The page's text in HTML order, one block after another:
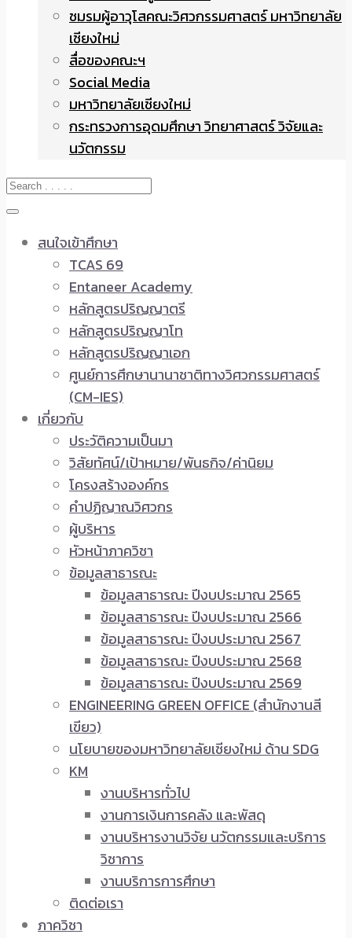
ชมรมผู้อาวุโสคณะวิศวกรรมศาสตร์ มหาวิทยาลัย
เชียงใหม่
สื่อของคณะฯ
Social Media
มหาวิทยาลัยเชียงใหม่
กระทรวงการอุดมศึกษา วิทยาศาสตร์ วิจัยและ
นวัตกรรม
สนใจเข้าศึกษา
TCAS 69
Entaneer Academy
หลักสูตรปริญญาตรี
หลักสูตรปริญญาโท
หลักสูตรปริญญาเอก
ศูนย์การศึกษานานาชาติทางวิศวกรรมศาสตร์
(CM-IES)
เกี่ยวกับ
ประวัติความเป็นมา
วิสัยทัศน์/เป้าหมาย/พันธกิจ/ค่านิยม
โครงสร้างองค์กร
คำปฏิญาณวิศวกร
ผู้บริหาร
หัวหน้าภาควิชา
ข้อมูลสาธารณะ
ข้อมูลสาธารณะ ปีงบประมาณ 2565
ข้อมูลสาธารณะ ปีงบประมาณ 2566
ข้อมูลสาธารณะ ปีงบประมาณ 2567
ข้อมูลสาธารณะ ปีงบประมาณ 2568
ข้อมูลสาธารณะ ปีงบประมาณ 2569
ENGINEERING GREEN OFFICE (สำนักงานสี
เขียว)
นโยบายของมหาวิทยาลัยเชียงใหม่ ด้าน SDG
KM
งานบริหารทั่วไป
งานการเงินการคลัง และพัสดุ
งานบริหารงานวิจัย นวัตกรรมและบริการ
วิชาการ
งานบริการการศึกษา
ติดต่อเรา
ภาควิชา